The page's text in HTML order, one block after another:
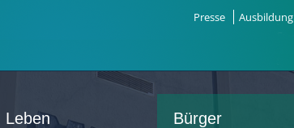
Presse Ausbildung
Leben Bürger